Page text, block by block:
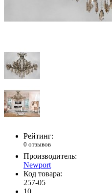
Рейтинг:
0 отзывов
Производитель:
Newport
Код товара:
257-05
10